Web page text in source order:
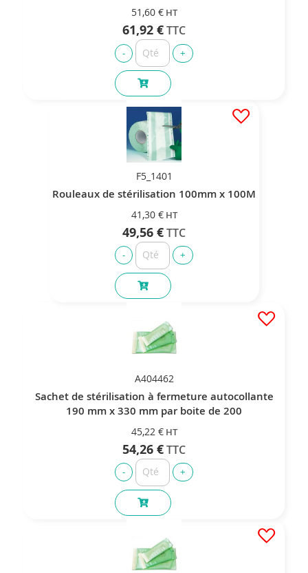
51,60 €
61,92 €
F5_1401
Rouleaux de stérilisation 100mm x 100M
41,30 €
49,56 €
A404462
Sachet de stérilisation à fermeture autocollante
190 mm x 330 mm par boite de 200
45,22 €
54,26 €